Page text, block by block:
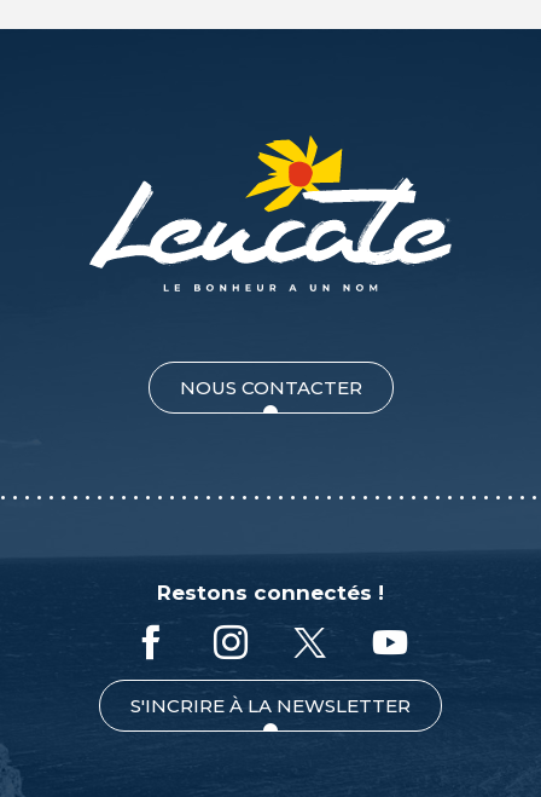
NOUS CONTACTER
Restons connectés !
S'INCRIRE À LA NEWSLETTER